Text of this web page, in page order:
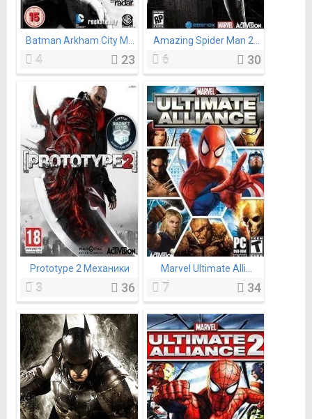
Batman Arkham City М...
4 23
Amazing Spider Man 2...
6 30
Prototype 2 Механики
3 36
Marvel Ultimate Alli...
7 34